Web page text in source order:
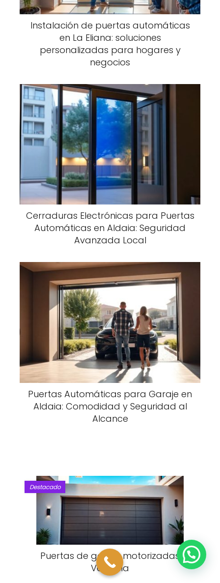
Instalación de puertas automáticas
en La Eliana: soluciones
personalizadas para hogares y
negocios
Cerraduras Electrónicas para Puertas
Automáticas en Aldaia: Seguridad
Avanzada Local
Puertas Automáticas para Garaje en
Aldaia: Comodidad y Seguridad al
Alcance
Destacado
Puertas de garaje motorizadas
Valencia